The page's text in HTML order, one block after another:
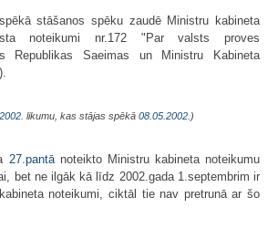
stāšanos spēku zaudē Ministru kabineta
noteikumi nr.172 "Par valsts proves
Republikas Saeimas un Ministru Kabineta
. likumu, kas stājas spēkā 08.05.2002. )
27.pantānoteikto Ministru kabineta noteikumu
bet ne ilgāk kā līdz 2002.gada 1.septembrim ir
noteikumi, ciktāl tie nav pretrunā ar šo